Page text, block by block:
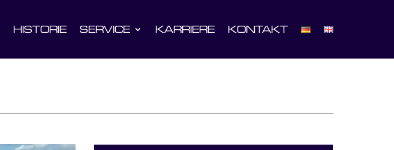
HISTORIE SERVICE KARRIERE KONTAKT